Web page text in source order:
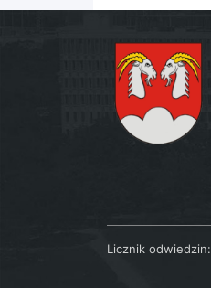
Licznik odwiedzin: